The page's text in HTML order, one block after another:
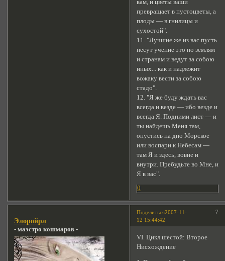
вам, и цветы ваши
превращает в пустоцветы, а
плоды — в гнилицы и
сухостой".
11. "Лучшие же из вас пусть
несут учение это по землям
и странам и ведут за собою
иных... как и надлежит
вожаку вести за собою
стадо".
12. "Я же буду ждать вас
всегда и везде — ибо везде и
всегда Я. Подними лист — и
ты найдешь Меня там,
опустись на дно Морское
или воспари к Небесам —
там Я и здесь, вовне и
внутри. Пребудьте во Мне, и
Я в вас".
0
Поделиться 7
2007-11-
12 15:44:42
Элоройрл
- маэстро кошмаров -
VI. Цикл шестой: Второе
Нисхождение